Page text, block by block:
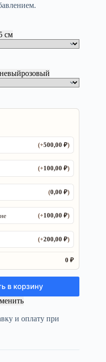
см
розовый
(+500,00₽)
(+100,00₽)
(0,00₽)
(+100,00₽)
(+200,00₽)
0 ₽
в корзину
и оплату при